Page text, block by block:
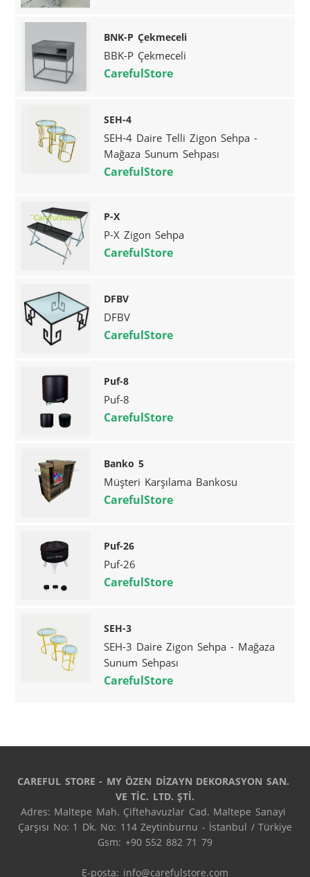
BNK-P Çekmeceli
BBK-P Çekmeceli
CarefulStore
SEH-4
SEH-4 Daire Telli Zigon Sehpa -
Mağaza Sunum Sehpası
CarefulStore
P-X
P-X Zigon Sehpa
CarefulStore
DFBV
DFBV
CarefulStore
Puf-8
Puf-8
CarefulStore
Banko 5
Müşteri Karşılama Bankosu
CarefulStore
Puf-26
Puf-26
CarefulStore
SEH-3
SEH-3 Daire Zigon Sehpa - Mağaza
Sunum Sehpası
CarefulStore
CAREFUL STORE - MY ÖZEN DİZAYN DEKORASYON SAN.
VE TİC. LTD. ŞTİ.
Adres: Maltepe Mah. Çiftehavuzlar Cad. Maltepe Sanayi
Çarşısı No: 1 Dk. No: 114 Zeytinburnu - İstanbul / Türkiye
Gsm: +90 552 882 71 79
E-posta: info@carefulstore.com